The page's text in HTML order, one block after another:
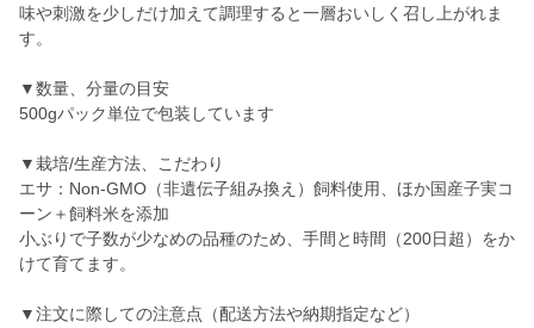
味や刺激を少しだけ加えて調理すると一層おいしく召し上がれま
す。
▼数量、分量の目安
500gパック単位で包装しています
▼栽培/生産方法、こだわり
エサ：Non-GMO（非遺伝子組み換え）飼料使用、ほか国産子実コ
ーン＋飼料米を添加
小ぶりで子数が少なめの品種のため、手間と時間（200日超）をか
けて育てます。
▼注文に際しての注意点（配送方法や納期指定など）